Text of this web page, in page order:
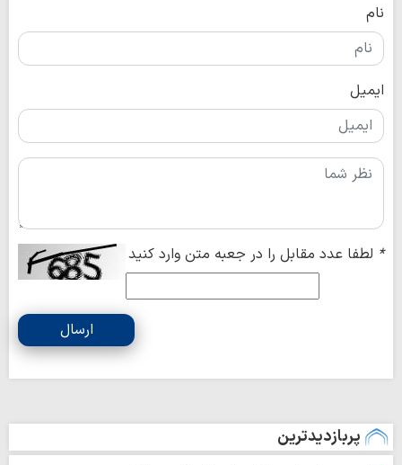
نام
ایمیل
* لطفا عدد مقابل را در جعبه متن وارد کنید
ارسال
پربازدیدترین